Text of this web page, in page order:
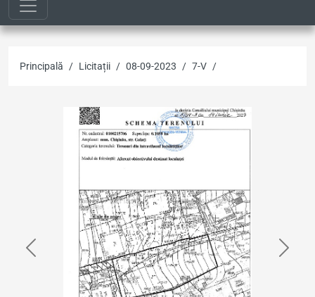
Principală Licitații 08-09-2023 7-V
Previous Next